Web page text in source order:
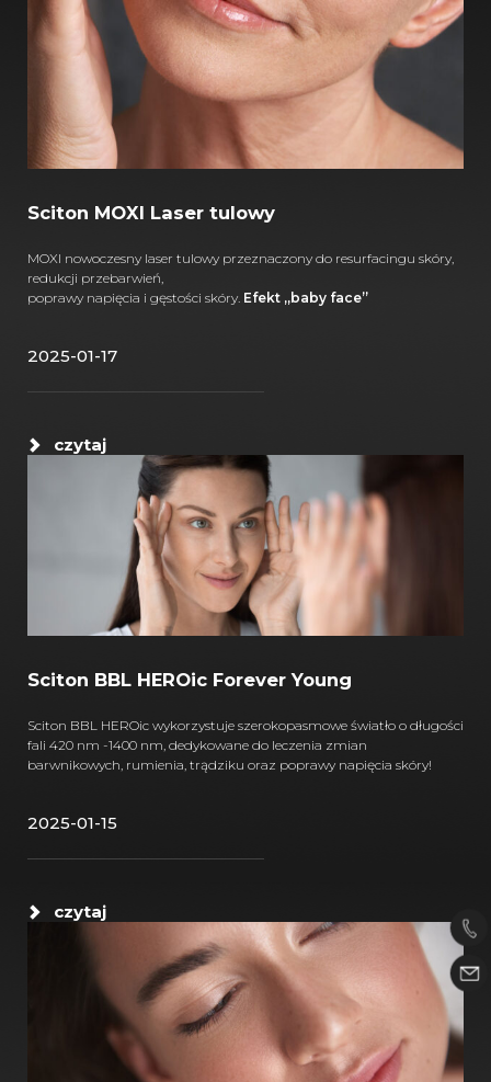
Sciton MOXI Laser tulowy
MOXI nowoczesny laser tulowy przeznaczony do resurfacingu skóry,
redukcji przebarwień,
poprawy napięcia i gęstości skóry. Efekt „baby face”
2025-01-17
czytaj
Sciton BBL HEROic Forever Young
Sciton BBL HEROic wykorzystuje szerokopasmowe światło o długości
fali 420 nm -1400 nm, dedykowane do leczenia zmian
barwnikowych, rumienia, trądziku oraz poprawy napięcia skóry!
2025-01-15
czytaj